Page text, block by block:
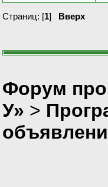
Страниц: [1] Вверх
Форум
У» >